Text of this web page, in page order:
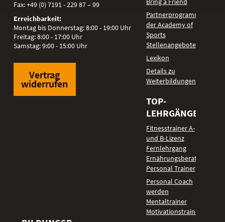
Fax:+49 (0) 7191 - 229 87 – 99
Erreichbarkeit:
Montag bis Donnerstag: 8:00 - 19:00 Uhr
Freitag: 8:00 - 17:00 Uhr
Samstag: 9:00 - 15:00 Uhr
Vertrag
widerrufen
Partnerprogramm
der Academy of
Sports
Stellenangebote
Lexikon
Details zu
Weiterbildungen
TOP-
LEHRGÄNGE
Fitnesstrainer A-
und B-Lizenz
Fernlehrgang
Ernährungsberater
Personal Trainer
Personal Coach
werden
Mentaltrainer
Motivationstrainer